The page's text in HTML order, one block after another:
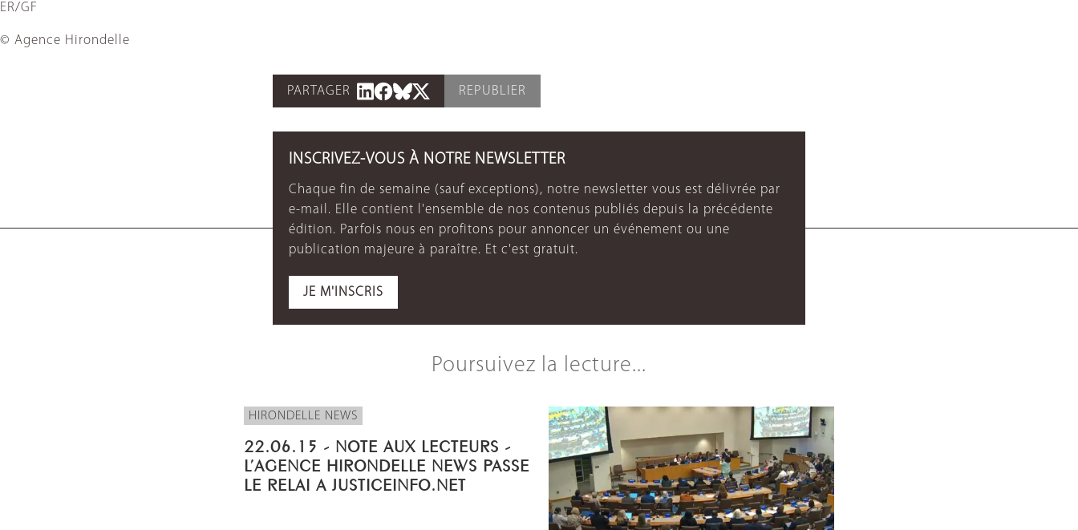
ER/GF
© Agence Hirondelle
PARTAGER REPUBLIER
INSCRIVEZ-VOUS À NOTRE NEWSLETTER
Chaque fin de semaine (sauf exceptions), notre newsletter vous est délivrée par
e-mail. Elle contient l'ensemble de nos contenus publiés depuis la précédente
édition. Parfois nous en profitons pour annoncer un événement ou une
publication majeure à paraître. Et c'est gratuit.
JE M'INSCRIS
Poursuivez la lecture...
HIRONDELLE NEWS
22.06.15 - NOTE AUX LECTEURS -
L’AGENCE HIRONDELLE NEWS PASSE
LE RELAI A JUSTICEINFO.NET